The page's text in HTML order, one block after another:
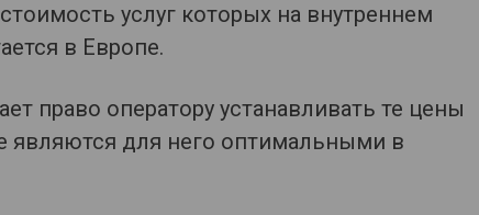
услуг которых на внутреннем
в Европе.
право оператору устанавливать те цены
являются для него оптимальными в